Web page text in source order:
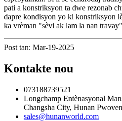
pati a konstriksyon ta dwe rezonab
dapre kondisyon yo ki konstriksyon
ka vrèman "sèvi ak lam la nan
Post tan: Mar-19-2025
Kontakte nou
073188739521
Longchamp Entènasyonal
Changsha City, Hunan
sales@hunanworld.com